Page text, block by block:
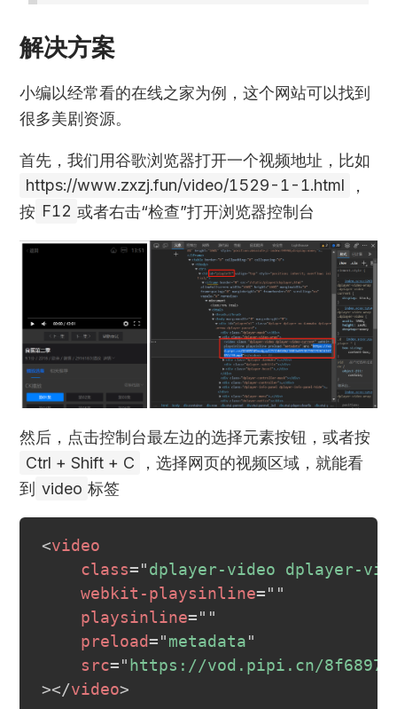
解决方案
小编以经常看的在线之家为例，这个网站可以找到
很多美剧资源。
首先，我们用谷歌浏览器打开一个视频地址，比如
https://www.zxzj.fun/video/1529-1-1.html
，
按 F12 或者右击“检查”打开浏览器控制台
然后，点击控制台最左边的选择元素按钮，或者按
Ctrl + Shift + C
，选择网页的视频区域，就能看
到 video 标签
<video
class="dplayer-video dplayer-
webkit-playsinline=" "
playsinline=" "
preload="metadata"
src=" https://vod.pipi.cn/
></video>